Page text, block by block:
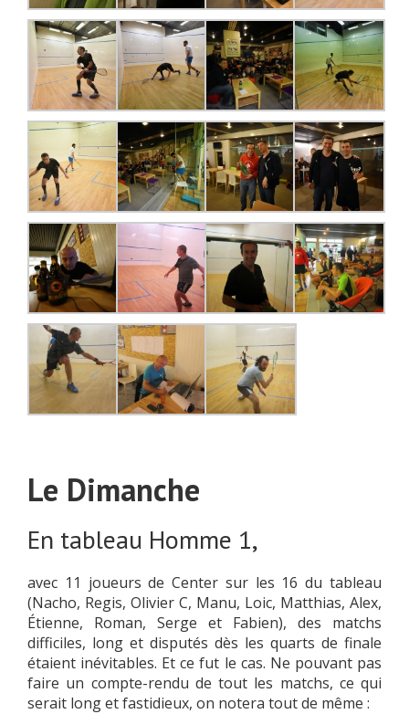
Le Dimanche
En tableau Homme 1,
avec 11 joueurs de Center sur les 16 du tableau
(Nacho, Regis, Olivier C, Manu, Loic, Matthias, Alex,
Étienne, Roman, Serge et Fabien), des matchs
difficiles, long et disputés dès les quarts de finale
étaient inévitables. Et ce fut le cas. Ne pouvant pas
faire un compte-rendu de tout les matchs, ce qui
serait long et fastidieux, on notera tout de même :